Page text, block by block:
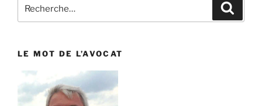
pour
LE MOT DE L’AVOCAT